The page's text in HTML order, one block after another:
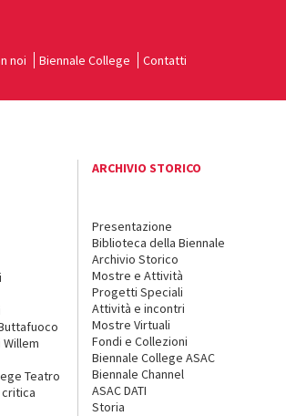
noi Biennale College Contatti
Teatro
ARCHIVIO STORICO
Presentazione
Biblioteca della Biennale
Archivio Storico
Mostre e Attività
Progetti Speciali
Attività e incontri
Mostre Virtuali
Fondi e Collezioni
Biennale College ASAC
Biennale Channel
ASAC DATI
Storia